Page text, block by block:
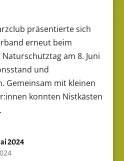
präsentierte sich
erneut beim
am 8. Juni
und
Gemeinsam mit kleinen
konnten Nistkästen
2024